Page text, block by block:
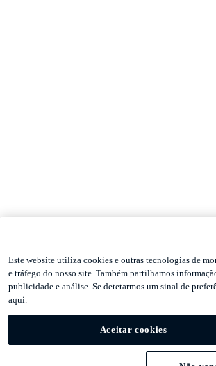
Este website utiliza cookies e outras tecnologias de
e tráfego do nosso site. Também partilhamos
publicidade e análise. Se detetarmos um sinal de
aqui.
Aceitar cookies